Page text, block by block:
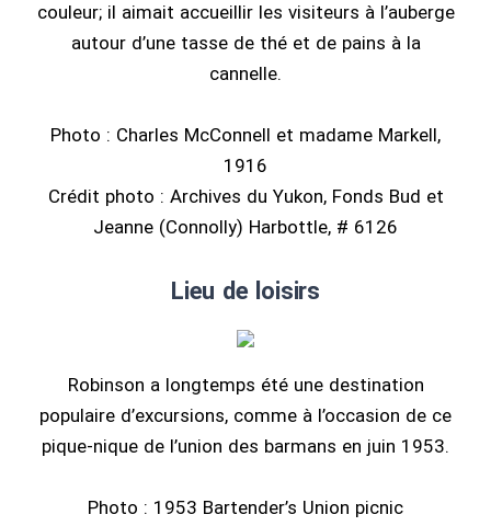
couleur; il aimait accueillir les visiteurs à l’auberge
autour d’une tasse de thé et de pains à la
cannelle.
Photo : Charles McConnell et madame Markell,
1916
Crédit photo : Archives du Yukon, Fonds Bud et
Jeanne (Connolly) Harbottle, # 6126
Lieu de loisirs
Robinson a longtemps été une destination
populaire d’excursions, comme à l’occasion de ce
pique-nique de l’union des barmans en juin 1953.
Photo : 1953 Bartender’s Union picnic